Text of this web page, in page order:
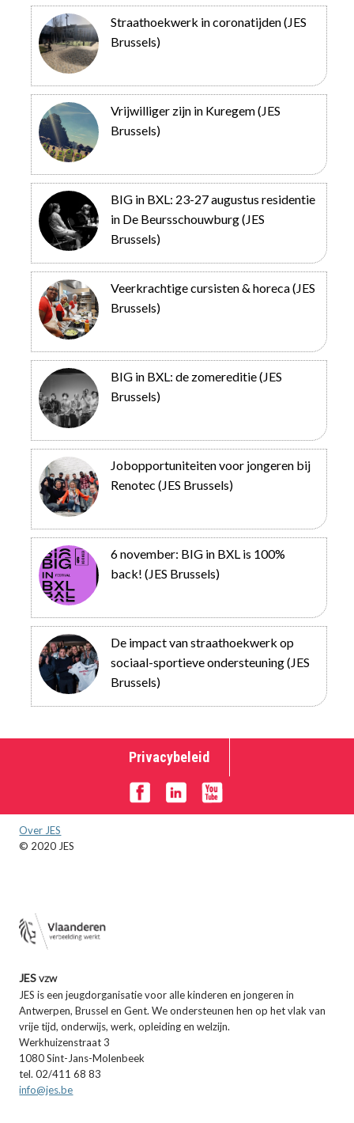
Straathoekwerk in coronatijden (JES
Brussels)
Vrijwilliger zijn in Kuregem (JES
Brussels)
BIG in BXL: 23-27 augustus residentie
in De Beursschouwburg (JES
Brussels)
Veerkrachtige cursisten & horeca (JES
Brussels)
BIG in BXL: de zomereditie (JES
Brussels)
Jobopportuniteiten voor jongeren bij
Renotec (JES Brussels)
6 november: BIG in BXL is 100%
back! (JES Brussels)
De impact van straathoekwerk op
sociaal-sportieve ondersteuning (JES
Brussels)
Privacybeleid
Over JES
© 2020 JES
JES vzw
JES is een jeugdorganisatie voor alle kinderen en jongeren in
Antwerpen, Brussel en Gent. We ondersteunen hen op het vlak van
vrije tijd, onderwijs, werk, opleiding en welzijn.
Werkhuizenstraat 3
1080 Sint-Jans-Molenbeek
tel. 02/411 68 83
info@jes.be